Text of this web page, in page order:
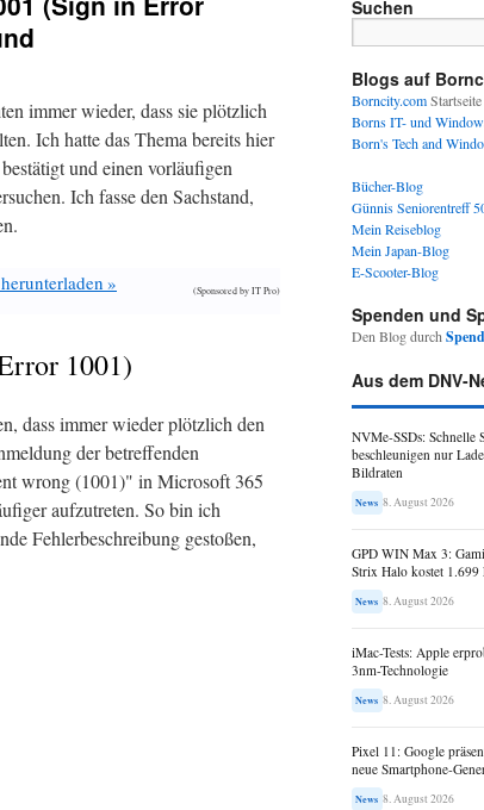
immer wieder, dass sie plötzlich
Ich hatte das Thema bereits hier
und einen vorläufigen
Ich fasse den Sachstand,
» (Sponsored by IT Pro)
1001)
dass immer wieder plötzlich den
der betreffenden
wrong (1001)" in Microsoft 365
aufzutreten. So bin ich
Fehlerbeschreibung gestoßen,
Suchen
Blogs auf
Borncity.comStartseite
Borns IT- und
Born's Tech and
Bücher-Blog
Günnis Seniorentreff
Mein Reiseblog
Mein Japan-Blog
E-Scooter-Blog
Spenden und
Den Blog durch
Aus dem DNV-
NVMe-SSDs: Schnelle
beschleunigen nur
Bildraten
News 8. August 2026
GPD WIN Max 3:
Strix Halo kostet 1.699
News 8. August 2026
iMac-Tests: Apple
3nm-Technologie
News 8. August 2026
Pixel 11: Google
neue Smartphone-
News 8. August 2026